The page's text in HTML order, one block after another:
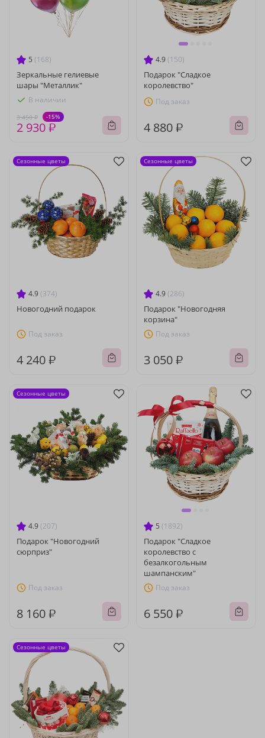
5 (168)
Зеркальные гелиевые
шары "Металлик"
В наличии
3 450 ₽ -15%
2 930 ₽
4.9 (150)
Подарок "Сладкое
королевство"
Под заказ
4 880 ₽
4.9 (374)
Новогодний подарок
Под заказ
4 240 ₽
Сезонные цветы
4.9 (286)
Подарок "Новогодняя
корзина"
Под заказ
3 050 ₽
Сезонные цветы
4.9 (207)
Подарок "Новогодний
сюрприз"
Под заказ
8 160 ₽
Сезонные цветы
5 (1892)
Подарок "Сладкое
королевство с
безалкогольным
шампанским"
Под заказ
6 550 ₽
Сезонные цветы